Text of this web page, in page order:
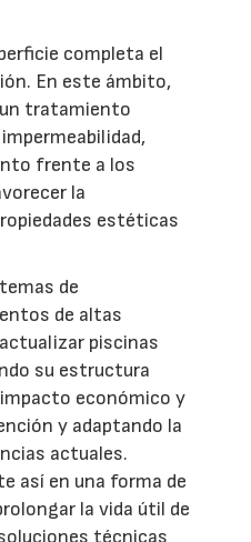
completa el
En este ámbito,
tratamiento
frente a los
la
estéticas
de
de altas
piscinas
su estructura
económico y
y adaptando la
actuales.
así en una forma de
la vida útil de
técnicas